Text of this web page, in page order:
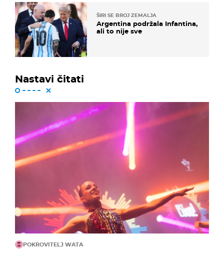
ŠIRI SE BROJ ZEMALJA
Argentina podržala Infantina,
ali to nije sve
Nastavi čitati
POKROVITELJ WATA